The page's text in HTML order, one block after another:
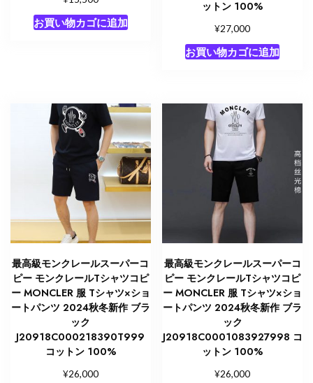
お買い物カゴに追加
ットン 100%
¥27,000
お買い物カゴに追加
最高級モンクレールスーパーコ
ピー モンクレールTシャツコピ
ー MONCLER 服 Tシャツ×ショ
ートパンツ 2024秋冬新作 ブラ
ック
J20918C000218390T999
コットン 100%
¥26,000
最高級モンクレールスーパーコ
ピー モンクレールTシャツコピ
ー MONCLER 服 Tシャツ×ショ
ートパンツ 2024秋冬新作 ブラ
ック
J20918C0001083927998 コ
ットン 100%
¥26,000